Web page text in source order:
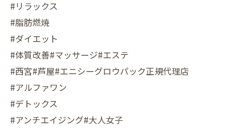
#リラックス
#脂肪燃焼
#ダイエット
#体質改善#マッサージ#エステ
#西宮#芦屋#エニシーグロウパック正規代理店
#アルファワン
#デトックス
#アンチエイジング#大人女子